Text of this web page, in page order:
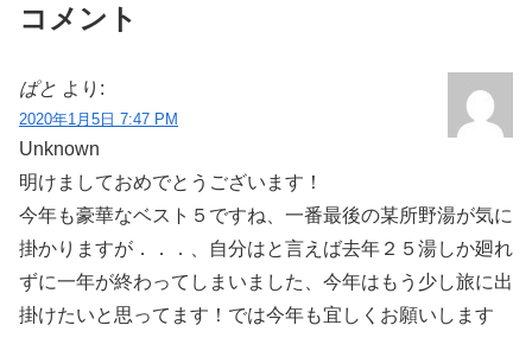
コメント
ぱと より:
2020年1月5日 7:47 PM
Unknown
明けましておめでとうございます！
今年も豪華なベスト５ですね、一番最後の某所野湯が気に
掛かりますが．．．、自分はと言えば去年２５湯しか廻れ
ずに一年が終わってしまいました、今年はもう少し旅に出
掛けたいと思ってます！では今年も宜しくお願いします